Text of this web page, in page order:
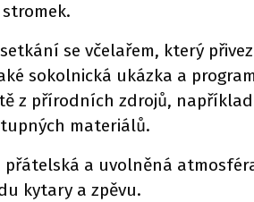
se včelařem, který
sokolnická ukázka a
z přírodních zdrojů,
materiálů.
přátelská a uvolněná
kytary a zpěvu.